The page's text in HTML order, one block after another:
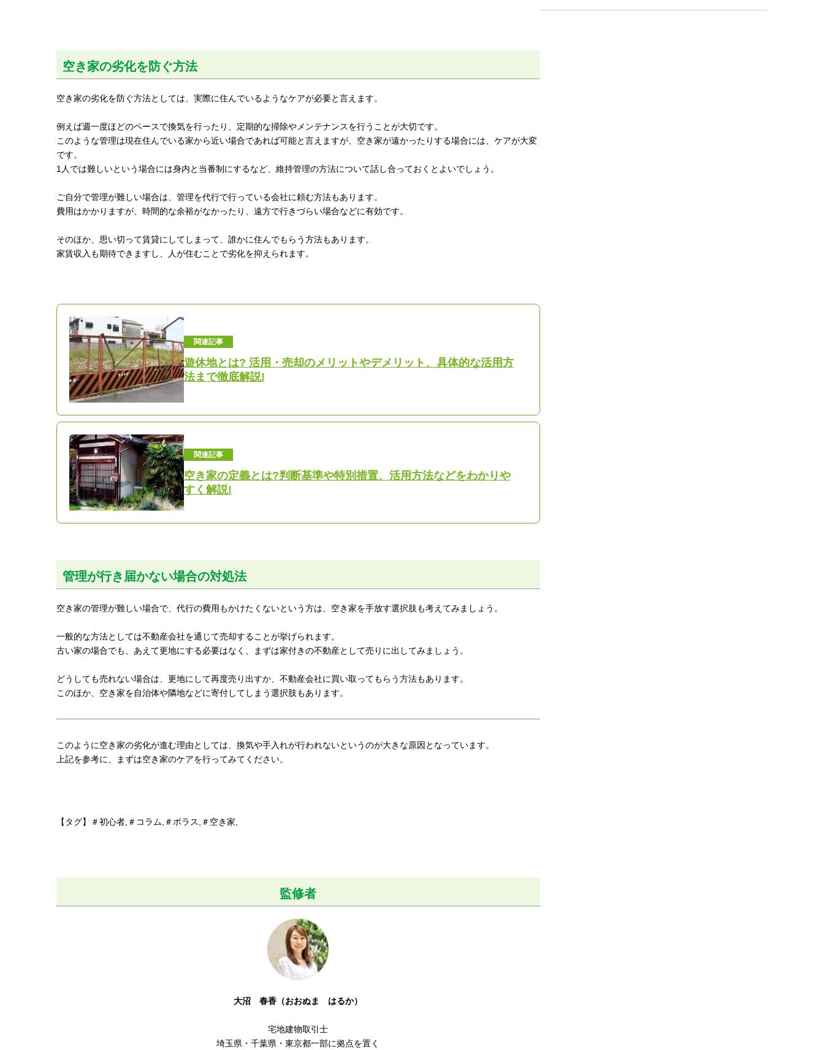
空き家の劣化を防ぐ方法
空き家の劣化を防ぐ方法としては、実際に住んでいるようなケアが必要と言えます。
例えば週一度ほどのペースで換気を行ったり、定期的な掃除やメンテナンスを行うことが大切です。
このような管理は現在住んでいる家から近い場合であれば可能と言えますが、空き家が遠かったりする場合には、ケアが大変
です。
1人では難しいという場合には身内と当番制にするなど、維持管理の方法について話し合っておくとよいでしょう。
ご自分で管理が難しい場合は、管理を代行で行っている会社に頼む方法もあります。
費用はかかりますが、時間的な余裕がなかったり、遠方で行きづらい場合などに有効です。
そのほか、思い切って賃貸にしてしまって、誰かに住んでもらう方法もあります。
家賃収入も期待できますし、人が住むことで劣化を抑えられます。
関連記事
遊休地とは? 活用・売却のメリットやデメリット、具体的な活用方
法まで徹底解説!
関連記事
空き家の定義とは?判断基準や特別措置、活用方法などをわかりや
すく解説!
管理が行き届かない場合の対処法
空き家の管理が難しい場合で、代行の費用もかけたくないという方は、空き家を手放す選択肢も考えてみましょう。
一般的な方法としては不動産会社を通じて売却することが挙げられます。
古い家の場合でも、あえて更地にする必要はなく、まずは家付きの不動産として売りに出してみましょう。
どうしても売れない場合は、更地にして再度売り出すか、不動産会社に買い取ってもらう方法もあります。
このほか、空き家を自治体や隣地などに寄付してしまう選択肢もあります。
このように空き家の劣化が進む理由としては、換気や手入れが行われないというのが大きな原因となっています。
上記を参考に、まずは空き家のケアを行ってみてください。
【タグ】＃初心者,＃コラム,＃ポラス,＃空き家,
監修者
大沼 春香（おおぬま はるか）
宅地建物取引士
埼玉県・千葉県・東京都一部に拠点を置く